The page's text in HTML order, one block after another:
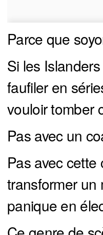
Parce que
Si les
faufiler en
vouloir tomber
Pas avec un
Pas avec
transformer un
panique en